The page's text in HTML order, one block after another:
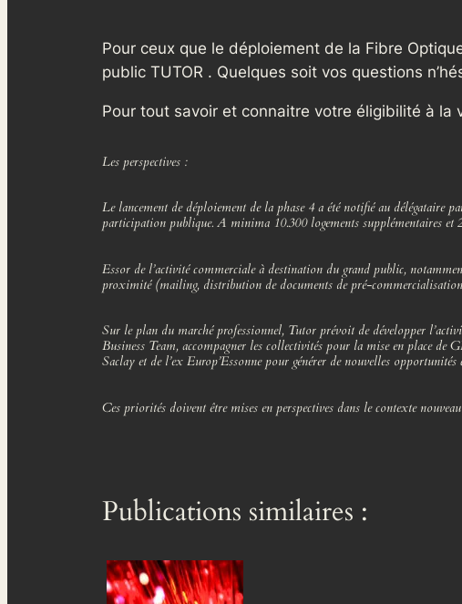
Pour ceux que le déploiement de la Fibre
public TUTOR . Quelques soit vos questions
Pour tout savoir et connaitre votre éligibilité à
Les perspectives :
Le lancement de déploiement de la phase 4 a été notifié au
participation publique. A minima 10.300 logements supplémentaires et
Essor de l’activité commerciale à destination du grand public,
proximité (mailing, distribution de documents de pré-
Sur le plan du marché professionnel, Tutor prévoit de développer
Business Team, accompagner les collectivités pour la mise en place
Saclay et de l’ex Europ’Essonne pour générer de nouvelles
Ces priorités doivent être mises en perspectives dans le contexte
Publications similaires :